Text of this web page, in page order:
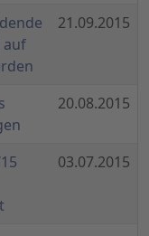
auf
21.09.2015
20.08.2015
03.07.2015